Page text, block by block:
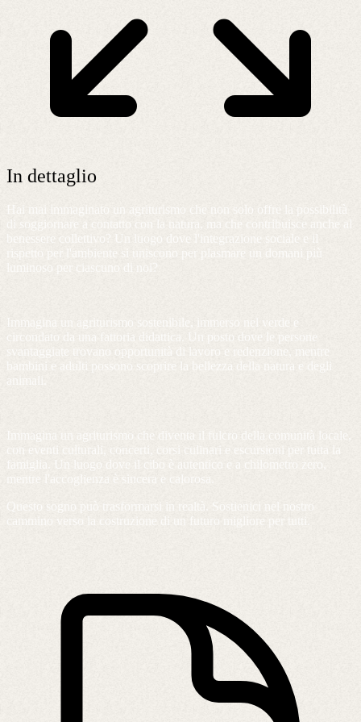
In dettaglio
Hai mai immaginato un agriturismo che non solo offre la possibilità
di soggiornare a contatto con la natura, ma che contribuisce anche al
benessere collettivo? Un luogo dove l'integrazione sociale e il
rispetto per l'ambiente si uniscono per plasmare un domani più
Immagina un agriturismo sostenibile, immerso nel verde e
circondato da una fattoria didattica. Un posto dove le persone
svantaggiate trovano opportunità di lavoro e redenzione, mentre
bambini e adulti possono scoprire la bellezza della natura e degli
animali.
Immagina un agriturismo che diventa il fulcro della comunità locale,
con eventi culturali, concerti, corsi culinari e escursioni per tutta la
famiglia. Un luogo dove il cibo è autentico e a chilometro zero,
mentre l'accoglienza è sincera e calorosa.
Questo sogno può trasformarsi in realtà. Sostienici nel nostro
cammino verso la costruzione di un futuro migliore per tutti.